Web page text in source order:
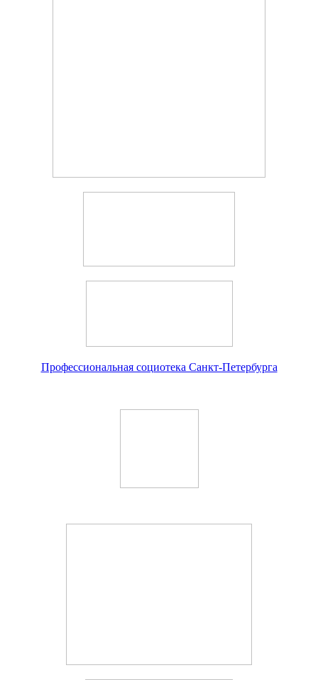
Профессиональная социотека Санкт-Петербурга